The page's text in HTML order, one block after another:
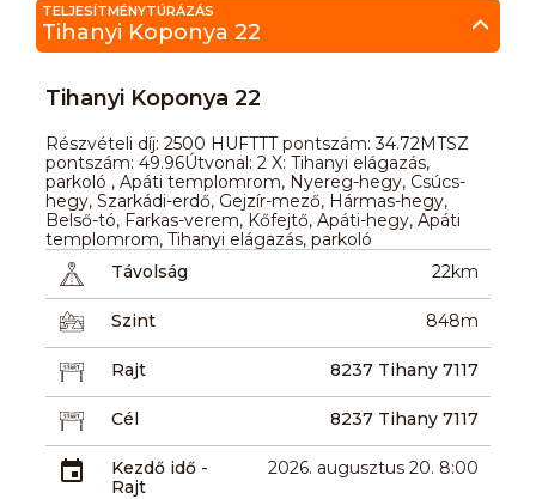
TELJESÍTMÉNYTÚRÁZÁS
Tihanyi Koponya 22
Tihanyi Koponya 22
Részvételi díj: 2500 HUFTTT pontszám: 34.72MTSZ
pontszám: 49.96Útvonal: 2 X: Tihanyi elágazás,
parkoló , Apáti templomrom, Nyereg-hegy, Csúcs-
hegy, Szarkádi-erdő, Gejzír-mező, Hármas-hegy,
Belső-tó, Farkas-verem, Kőfejtő, Apáti-hegy, Apáti
templomrom, Tihanyi elágazás, parkoló
Távolság
22km
Szint 848m
Rajt 8237 Tihany 7117
Cél 8237 Tihany 7117
Kezdő idő -
Rajt
2026. augusztus 20. 8:00